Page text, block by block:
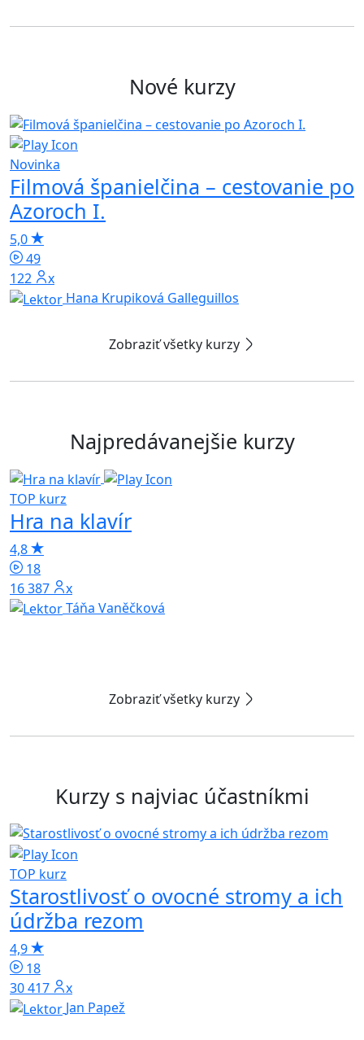
Nové kurzy
Novinka
Filmová španielčina – cestovanie po
Azoroch I.
5,0
49
122x
Hana Krupiková Galleguillos
Zobraziť všetky kurzy
Najpredávanejšie kurzy
TOP kurz
Hra na klavír
4,8
18
16 387x
Táňa Vaněčková
Zobraziť všetky kurzy
Kurzy s najviac účastníkmi
TOP kurz
Starostlivosť o ovocné stromy a ich
údržba rezom
4,9
18
30 417x
Jan Papež